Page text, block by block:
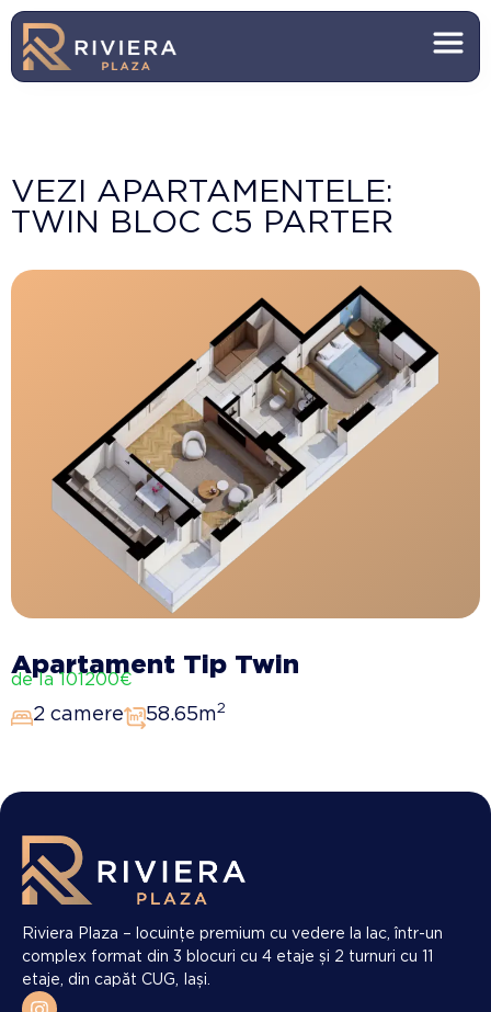
VEZI APARTAMENTELE:
TWIN BLOC C5 PARTER
Apartament Tip Twin
de la 101200€
2 camere 58.65m2
Riviera Plaza – locuințe premium cu vedere la lac, într-un
complex format din 3 blocuri cu 4 etaje și 2 turnuri cu 11
etaje, din capăt CUG, Iași.